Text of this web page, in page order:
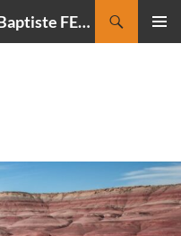
CIELMANIA : le blog de Jean-Baptiste FELDMANN, photographe du ciel